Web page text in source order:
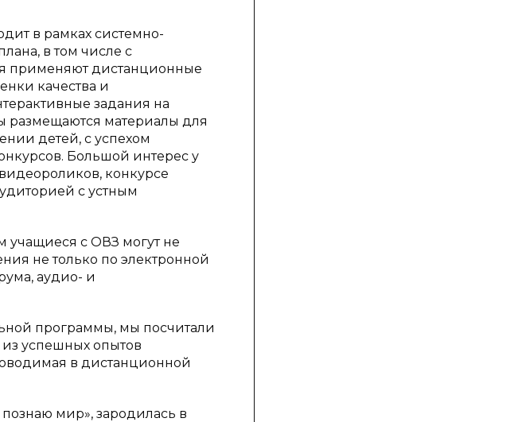
в рамках системно-
в том числе с
применяют дистанционные
качества и
задания на
размещаются материалы для
детей, с успехом
Большой интерес у
конкурсе
с устным
с ОВЗ могут не
не только по электронной
аудио- и
программы, мы посчитали
успешных опытов
в дистанционной
мир», зародилась в